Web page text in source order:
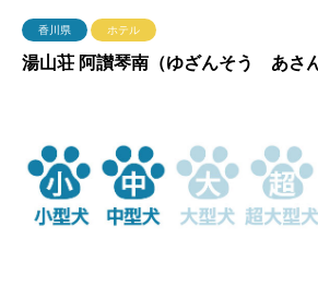
香川県 ホテル
湯山荘 阿讃琴南（ゆざんそう あさ